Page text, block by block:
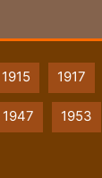
1915 1917
1947 1953